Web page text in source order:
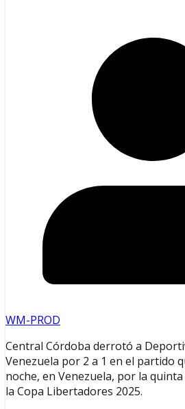
WM-PROD
Central Córdoba derrotó a
Venezuela por 2 a 1 en el partido
noche, en Venezuela, por la
la Copa Libertadores 2025.